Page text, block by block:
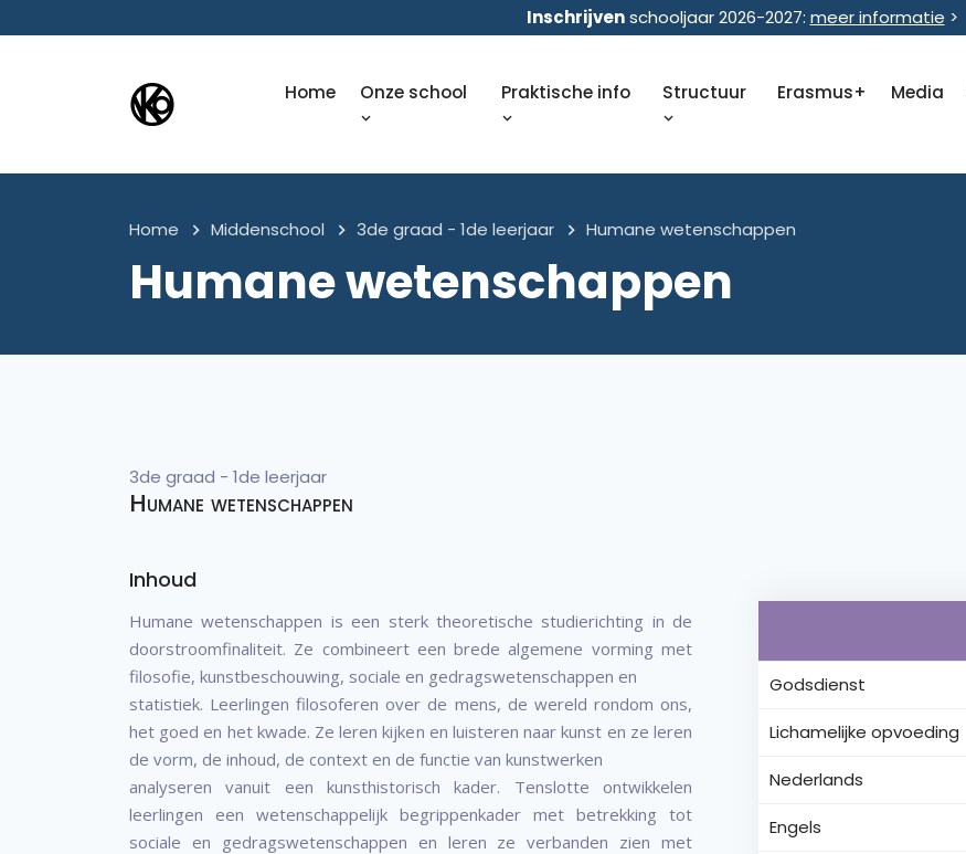
Inschrijvenschooljaar 2026-2027: meer informatie >
Home Onze school Praktische info Structuur Erasmus+ Media
Home Middenschool 3de graad - 1de leerjaar Humane wetenschappen
Humane wetenschappen
3de graad - 1de leerjaar
Humane wetenschappen
Inhoud
Humane wetenschappen is een sterk theoretische studierichting in de
doorstroomfinaliteit. Ze combineert een brede algemene vorming met
filosofie, kunstbeschouwing, sociale en gedragswetenschappen en
statistiek. Leerlingen filosoferen over de mens, de wereld rondom ons,
het goed en het kwade. Ze leren kijken en luisteren naar kunst en ze leren
de vorm, de inhoud, de context en de functie van kunstwerken
analyseren vanuit een kunsthistorisch kader. Tenslotte ontwikkelen
leerlingen een wetenschappelijk begrippenkader met betrekking tot
sociale en gedragswetenschappen en leren ze verbanden zien met
Godsdienst
Lichamelijke opvoeding
Nederlands
Engels